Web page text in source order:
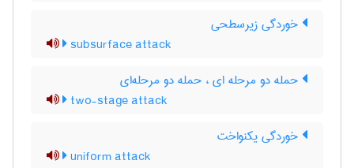
خوردگی زیرسطحی
subsurface attack
حمله دو مرحله ای ، حمله دو مرحله‌ای
two-stage attack
خوردگی یکنواخت
uniform attack